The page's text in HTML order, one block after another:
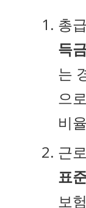
총
득
는
으
비
근
표
보